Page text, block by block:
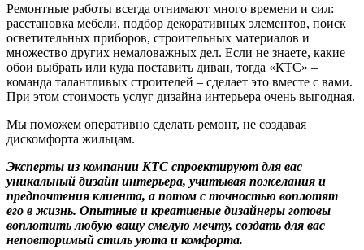
Ремонтные работы всегда отнимают много времени и сил:
расстановка мебели, подбор декоративных элементов, поиск
осветительных приборов, строительных материалов и
множество других немаловажных дел. Если не знаете, какие
обои выбрать или куда поставить диван, тогда «КТС» –
команда талантливых строителей – сделает это вместе с вами.
При этом стоимость услуг дизайна интерьера очень выгодная.
Мы поможем оперативно сделать ремонт, не создавая
дискомфорта жильцам.
Эксперты из компании КТС спроектируют для вас
уникальный дизайн интерьера, учитывая пожелания и
предпочтения клиента, а потом с точностью воплотят
его в жизнь. Опытные и креативные дизайнеры готовы
воплотить любую вашу смелую мечту, создать для вас
неповторимый стиль уюта и комфорта.